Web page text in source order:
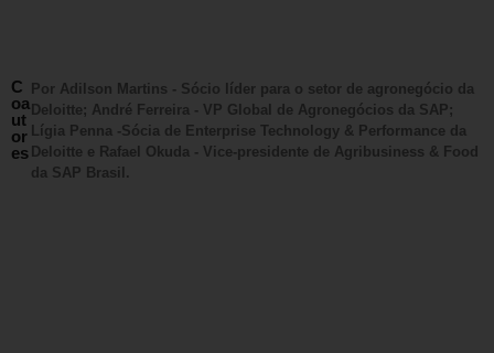
C
oa
ut
or
es
Por Adilson Martins - Sócio líder para o setor de agronegócio da
Deloitte; André Ferreira - VP Global de Agronegócios da SAP;
Lígia Penna -Sócia de Enterprise Technology & Performance da
Deloitte e Rafael Okuda - Vice-presidente de Agribusiness & Food
da SAP Brasil.